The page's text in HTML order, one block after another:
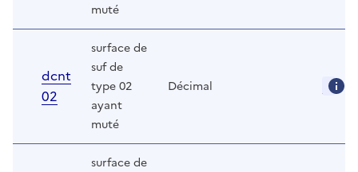
muté
dcnt
02
surface de
suf de
type 02
ayant
muté
Décimal
surface de